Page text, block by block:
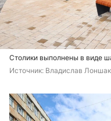
Столики выполнены в виде
Источник: Владислав